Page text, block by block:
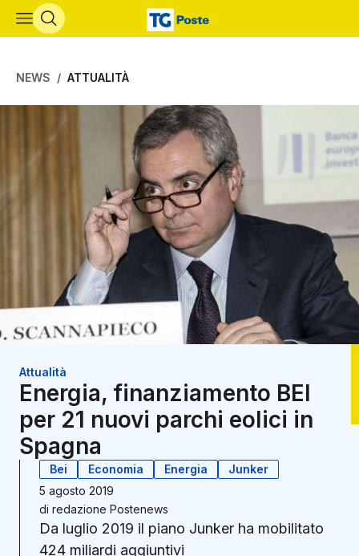
Vai al contenuto principale
NEWS ATTUALITÀ
Attualità
Energia, finanziamento BEI
per 21 nuovi parchi eolici in
Spagna
Bei Economia Energia
Junker
5 agosto 2019
di redazione Postenews
Da luglio 2019 il piano Junker ha mobilitato
424 miliardi aggiuntivi